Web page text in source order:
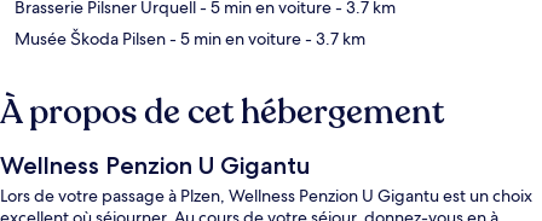
Brasserie Pilsner Urquell- 5 min en voiture- 3.7 km
Musée Škoda Pilsen- 5 min en voiture- 3.7 km
À propos de cet hébergement
Wellness Penzion U Gigantu
Lors de votre passage à Plzen, Wellness Penzion U Gigantu est un choix